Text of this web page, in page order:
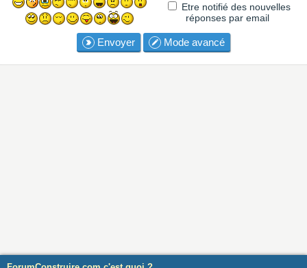
Etre notifié des nouvelles
réponses par email
Envoyer Mode avancé